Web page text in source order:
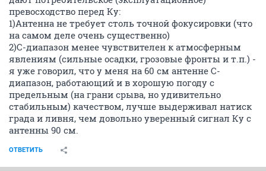
превосходство перед Ку:
1)Антенна не требует столь точной фокусировки (что
на самом деле очень существенно)
2)С-диапазон менее чувствителен к атмосферным
явлениям (сильные осадки, грозовые фронты и т.п.) -
я уже говорил, что у меня на 60 см антенне С-
диапазон, работающий и в хорошую погоду с
предельным (на грани срыва, но удивительно
стабильным) качеством, лучше выдерживал натиск
града и ливня, чем довольно уверенный сигнал Ку с
антенны 90 см.
ОТВЕТИТЬ